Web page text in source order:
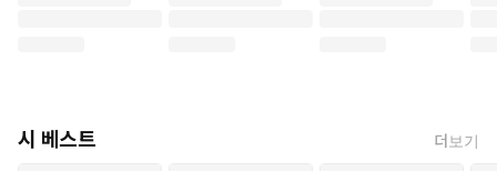
시 베스트 더보기